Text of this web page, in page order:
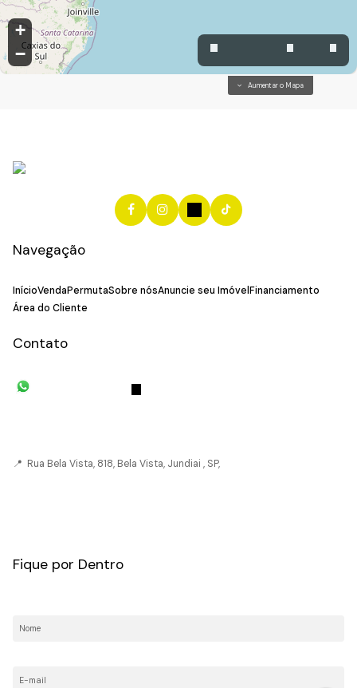
+
−
Aumentar o Mapa
Navegação
InícioVendaPermutaSobre nósAnuncie seu Imóvel Financiamento
Área do Cliente
Contato
📍 Rua Bela Vista, 818, Bela Vista, Jundiai , SP,
Fique por Dentro